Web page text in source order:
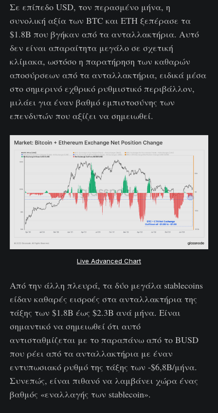
Σε επίπεδο USD, τον περασμένο μήνα, η
συνολική αξία των BTC και ETH ξεπέρασε τα
$1.8B που βγήκαν από τα ανταλλακτήρια. Αυτό
δεν είναι απαραίτητα μεγάλο σε σχετική
κλίμακα, ωστόσο η παρατήρηση των καθαρών
αποσύρσεων από τα ανταλλακτήρια, ειδικά μέσα
στο σημερινό εχθρικό ρυθμιστικό περιβάλλον,
μιλάει για έναν βαθμό εμπιστοσύνης των
επενδυτών που αξίζει να σημειωθεί.
Live Advanced Chart
Από την άλλη πλευρά, τα δύο μεγάλα stablecoins
είδαν καθαρές εισροές στα ανταλλακτήρια της
τάξης των $1.8B έως $2.3B ανά μήνα. Είναι
σημαντικό να σημειωθεί ότι αυτό
αντισταθμίζεται με το παραπάνω από το BUSD
που ρέει από τα ανταλλακτήρια με έναν
εντυπωσιακό ρυθμό της τάξης των -$6,8B/μήνα.
Συνεπώς, είναι πιθανό να λαμβάνει χώρα ένας
βαθμός «εναλλαγής των stablecoin».